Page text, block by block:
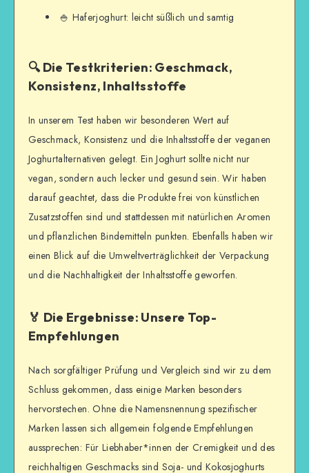
🍚 Haferjoghurt: leicht süßlich und samtig
🔍 Die Testkriterien: Geschmack,
Konsistenz, Inhaltsstoffe
In unserem Test haben wir besonderen Wert auf
Geschmack, Konsistenz und die Inhaltsstoffe der veganen
Joghurtalternativen gelegt. Ein Joghurt sollte nicht nur
vegan, sondern auch lecker und gesund sein. Wir haben
darauf geachtet, dass die Produkte frei von künstlichen
Zusatzstoffen sind und stattdessen mit natürlichen Aromen
und pflanzlichen Bindemitteln punkten. Ebenfalls haben wir
einen Blick auf die Umweltverträglichkeit der Verpackung
und die Nachhaltigkeit der Inhaltsstoffe geworfen.
🏅 Die Ergebnisse: Unsere Top-
Empfehlungen
Nach sorgfältiger Prüfung und Vergleich sind wir zu dem
Schluss gekommen, dass einige Marken besonders
hervorstechen. Ohne die Namensnennung spezifischer
Marken lassen sich allgemein folgende Empfehlungen
aussprechen: Für Liebhaber*innen der Cremigkeit und des
reichhaltigen Geschmacks sind Soja- und Kokosjoghurts